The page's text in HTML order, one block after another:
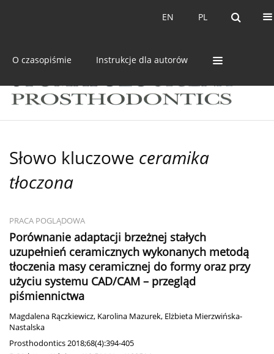
PL
EN PL
EN
O czasopiśmie Instrukcje dla autorów
Słowo kluczowe ceramika
tłoczona
PRACA POGLĄDOWA
Porównanie adaptacji brzeżnej stałych
uzupełnień ceramicznych wykonanych metodą
tłoczenia masy ceramicznej do formy oraz przy
użyciu systemu CAD/CAM – przegląd
piśmiennictwa
Magdalena Rączkiewicz, Karolina Mazurek, Elżbieta Mierzwińska-
Nastalska
Prosthodontics 2018;68(4):394-405